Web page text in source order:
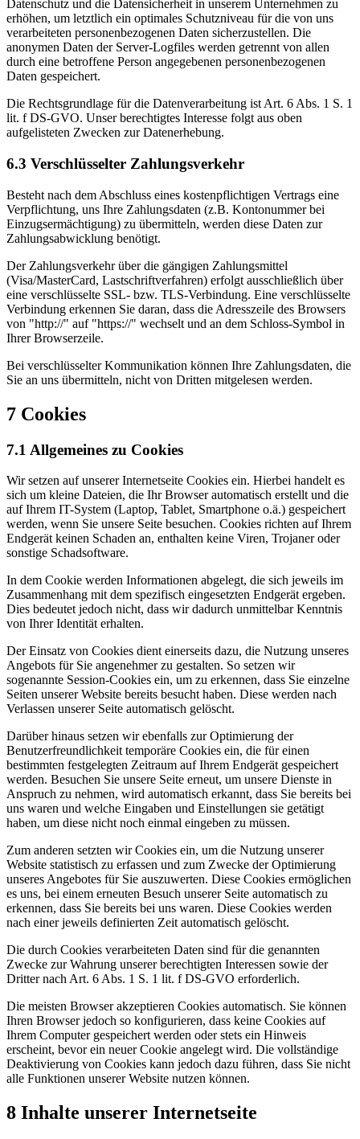
Datenschutz und die Datensicherheit in unserem Unternehmen zu
erhöhen, um letztlich ein optimales Schutzniveau für die von uns
verarbeiteten personenbezogenen Daten sicherzustellen. Die
anonymen Daten der Server-Logfiles werden getrennt von allen
durch eine betroffene Person angegebenen personenbezogenen
Daten gespeichert.
Die Rechtsgrundlage für die Datenverarbeitung ist Art. 6 Abs. 1 S. 1
lit. f DS-GVO. Unser berechtigtes Interesse folgt aus oben
aufgelisteten Zwecken zur Datenerhebung.
6.3 Verschlüsselter Zahlungsverkehr
Besteht nach dem Abschluss eines kostenpflichtigen Vertrags eine
Verpflichtung, uns Ihre Zahlungsdaten (z.B. Kontonummer bei
Einzugsermächtigung) zu übermitteln, werden diese Daten zur
Zahlungsabwicklung benötigt.
Der Zahlungsverkehr über die gängigen Zahlungsmittel
(Visa/MasterCard, Lastschriftverfahren) erfolgt ausschließlich über
eine verschlüsselte SSL- bzw. TLS-Verbindung. Eine verschlüsselte
Verbindung erkennen Sie daran, dass die Adresszeile des Browsers
von "http://" auf "https://" wechselt und an dem Schloss-Symbol in
Ihrer Browserzeile.
Bei verschlüsselter Kommunikation können Ihre Zahlungsdaten, die
Sie an uns übermitteln, nicht von Dritten mitgelesen werden.
7 Cookies
7.1 Allgemeines zu Cookies
Wir setzen auf unserer Internetseite Cookies ein. Hierbei handelt es
sich um kleine Dateien, die Ihr Browser automatisch erstellt und die
auf Ihrem IT-System (Laptop, Tablet, Smartphone o.ä.) gespeichert
werden, wenn Sie unsere Seite besuchen. Cookies richten auf Ihrem
Endgerät keinen Schaden an, enthalten keine Viren, Trojaner oder
sonstige Schadsoftware.
In dem Cookie werden Informationen abgelegt, die sich jeweils im
Zusammenhang mit dem spezifisch eingesetzten Endgerät ergeben.
Dies bedeutet jedoch nicht, dass wir dadurch unmittelbar Kenntnis
von Ihrer Identität erhalten.
Der Einsatz von Cookies dient einerseits dazu, die Nutzung unseres
Angebots für Sie angenehmer zu gestalten. So setzen wir
sogenannte Session-Cookies ein, um zu erkennen, dass Sie einzelne
Seiten unserer Website bereits besucht haben. Diese werden nach
Verlassen unserer Seite automatisch gelöscht.
Darüber hinaus setzen wir ebenfalls zur Optimierung der
Benutzerfreundlichkeit temporäre Cookies ein, die für einen
bestimmten festgelegten Zeitraum auf Ihrem Endgerät gespeichert
werden. Besuchen Sie unsere Seite erneut, um unsere Dienste in
Anspruch zu nehmen, wird automatisch erkannt, dass Sie bereits bei
uns waren und welche Eingaben und Einstellungen sie getätigt
haben, um diese nicht noch einmal eingeben zu müssen.
Zum anderen setzten wir Cookies ein, um die Nutzung unserer
Website statistisch zu erfassen und zum Zwecke der Optimierung
unseres Angebotes für Sie auszuwerten. Diese Cookies ermöglichen
es uns, bei einem erneuten Besuch unserer Seite automatisch zu
erkennen, dass Sie bereits bei uns waren. Diese Cookies werden
nach einer jeweils definierten Zeit automatisch gelöscht.
Die durch Cookies verarbeiteten Daten sind für die genannten
Zwecke zur Wahrung unserer berechtigten Interessen sowie der
Dritter nach Art. 6 Abs. 1 S. 1 lit. f DS-GVO erforderlich.
Die meisten Browser akzeptieren Cookies automatisch. Sie können
Ihren Browser jedoch so konfigurieren, dass keine Cookies auf
Ihrem Computer gespeichert werden oder stets ein Hinweis
erscheint, bevor ein neuer Cookie angelegt wird. Die vollständige
Deaktivierung von Cookies kann jedoch dazu führen, dass Sie nicht
alle Funktionen unserer Website nutzen können.
8 Inhalte unserer Internetseite